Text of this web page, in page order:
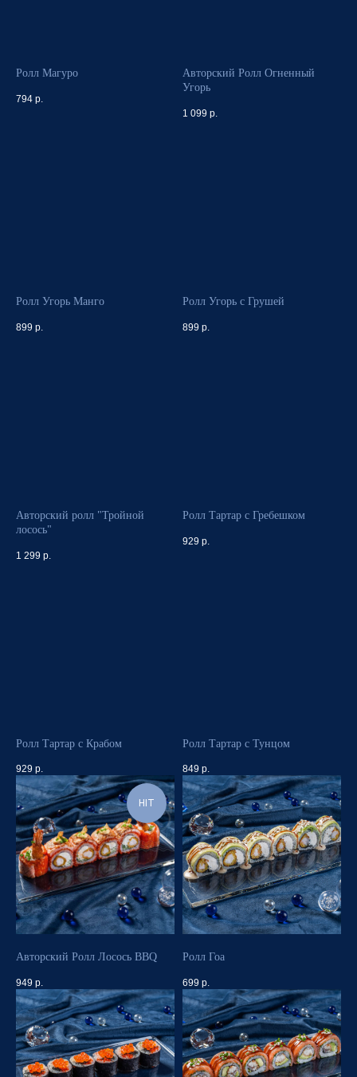
Ролл Магуро
794 р.
Авторский Ролл Огненный
Угорь
1 099 р.
Ролл Угорь Манго
899 р.
Ролл Угорь с Грушей
899 р.
Авторский ролл "Тройной
лосось"
1 299 р.
Ролл Тартар с Гребешком
929 р.
Ролл Тартар с Крабом
929 р.
Ролл Тартар с Тунцом
849 р.
HIT
Авторский Ролл Лосось BBQ
949 р.
Ролл Гоа
699 р.